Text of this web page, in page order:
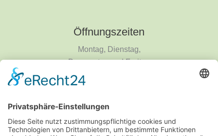
Öffnungszeiten
Montag, Dienstag,
Donnerstag und Freitag
9 - 14 Uhr